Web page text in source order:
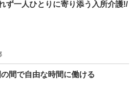
ず一人ひとりに寄り添う入所介護!/
間で自由な時間に働ける